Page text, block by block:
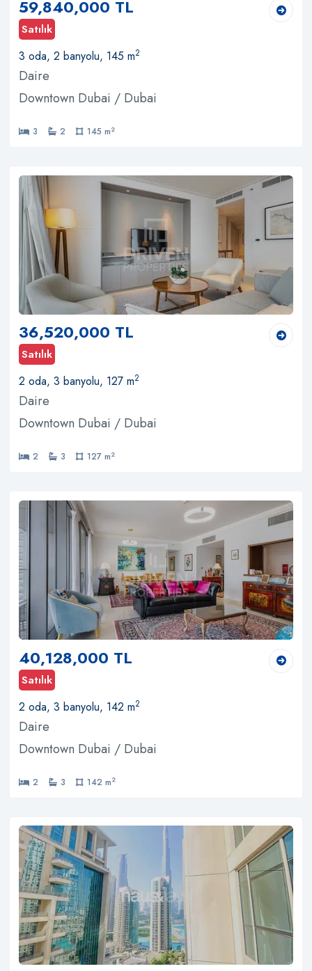
59,840,000 TL
Satılık
3 oda, 2 banyolu, 145 m2
Daire
Downtown Dubai / Dubai
3 2 145 m2
36,520,000 TL
Satılık
2 oda, 3 banyolu, 127 m2
Daire
Downtown Dubai / Dubai
2 3 127 m2
40,128,000 TL
Satılık
2 oda, 3 banyolu, 142 m2
Daire
Downtown Dubai / Dubai
2 3 142 m2